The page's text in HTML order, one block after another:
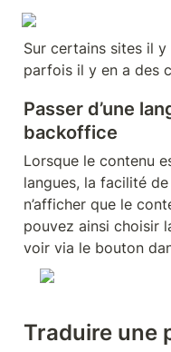
Sur certains sites il
parfois il y en a des
Passer d’une
backoffice
Lorsque le contenu
langues, la facilité
n’afficher que le
pouvez ainsi choisir
voir via le bouton
Traduire une